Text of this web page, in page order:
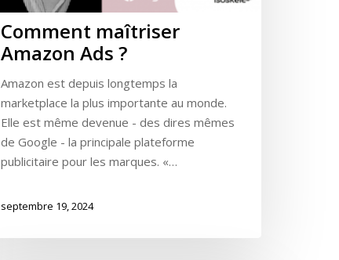
Comment maîtriser
Amazon Ads ?
Amazon est depuis longtemps la
marketplace la plus importante au monde.
Elle est même devenue - des dires mêmes
de Google - la principale plateforme
publicitaire pour les marques. «…
septembre 19, 2024